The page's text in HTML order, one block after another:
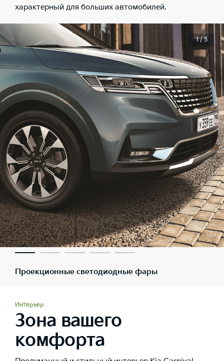
характерный для больших автомобилей.
Проекционные светодиодные фары
1 / 5
Интерьер
Зона вашего
комфорта